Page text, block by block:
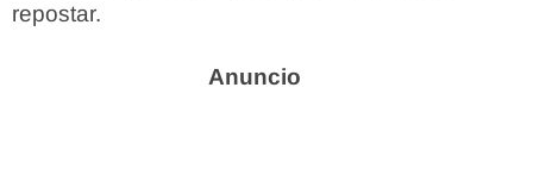
repostar.